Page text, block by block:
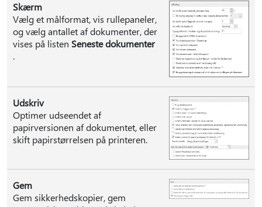
Skærm
Vælg et målformat, vis rullepaneler,
og vælg antallet af dokumenter, der
vises på listen Seneste dokumenter
.
Udskriv
Optimer udseendet af
papirversionen af dokumentet, eller
skift papirstørrelsen på printeren.
Gem
Gem sikkerhedskopier, gem